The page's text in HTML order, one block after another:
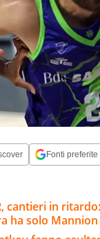
Fonti preferite
cantieri in
ha solo Mannion